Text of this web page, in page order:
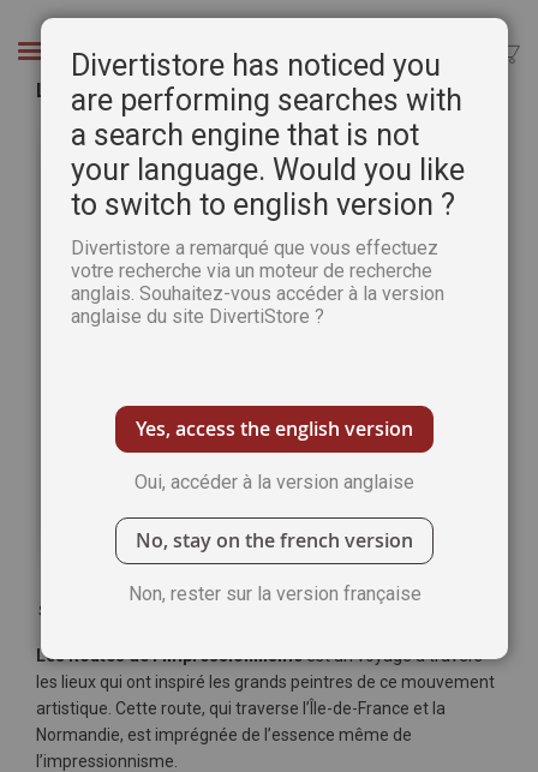
Chercher
Les routes des Impressionnismes en Europe
Passer
galerie
d’images
Soyez le premier à commenter ce produit
Les Routes de l’Impressionnismeest un voyage à travers
les lieux qui ont inspiré les grands peintres de ce mouvement
artistique. Cette route, qui traverse l’Île-de-France et la
Normandie, est imprégnée de l’essence même de
l’impressionnisme.
Divertistore has noticed you
are performing searches with
a search engine that is not
your language. Would you like
to switch to english version ?
Divertistore a remarqué que vous effectuez
votre recherche via un moteur de recherche
anglais. Souhaitez-vous accéder à la version
anglaise du site DivertiStore ?
Yes, access the english version
Oui, accéder à la version anglaise
No, stay on the french version
Non, rester sur la version française